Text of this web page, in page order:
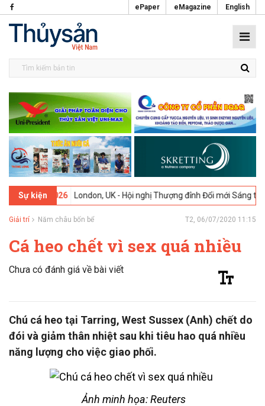
ePaper eMagazine English
Sự kiện
09-02-2026 London, UK - Hội nghị Thượng đỉnh Đổi mới Sáng tạo
Giải trí Năm châu bốn bể T2, 06/07/2020 11:15
Cá heo chết vì sex quá nhiều
Chưa có đánh giá về bài viết
Chú cá heo tại Tarring, West Sussex (Anh) chết do
đói và giảm thân nhiệt sau khi tiêu hao quá nhiều
năng lượng cho việc giao phối.
Ảnh minh họa: Reuters